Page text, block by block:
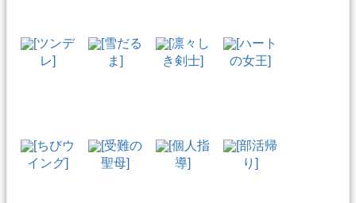
[ツンデ
レ]
[雪だる
ま]
[凛々し
き剣士]
[ハート
の女王]
[ちびウ
イング]
[受難の
聖母]
[個人指
導]
[部活帰
り]